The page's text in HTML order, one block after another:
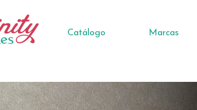
Catálogo Marcas